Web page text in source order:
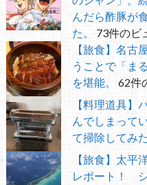
んだら酢豚が
た。
73件のビ
【旅食】名古
うことで「ま
を堪能。
62件
【料理道具】
んでしまって
て掃除してみた
【旅食】太平
レポート！